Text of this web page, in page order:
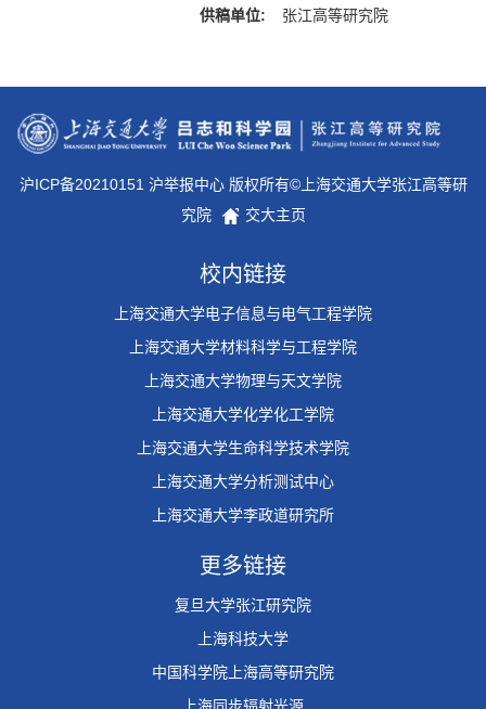
供稿单位:
张江高等研究院
沪ICP备20210151 沪举报中心 版权所有©上海交通大学张江高等研
究院
交大主页
校内链接
上海交通大学电子信息与电气工程学院
上海交通大学材料科学与工程学院
上海交通大学物理与天文学院
上海交通大学化学化工学院
上海交通大学生命科学技术学院
上海交通大学分析测试中心
上海交通大学李政道研究所
更多链接
复旦大学张江研究院
上海科技大学
中国科学院上海高等研究院